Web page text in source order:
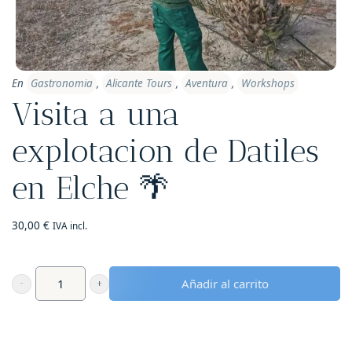
En Gastronomia , Alicante Tours , Aventura , Workshops
Visita a una
explotacion de Datiles
en Elche 🌴
30,00 € IVA incl.
Visita
Añadir al carrito